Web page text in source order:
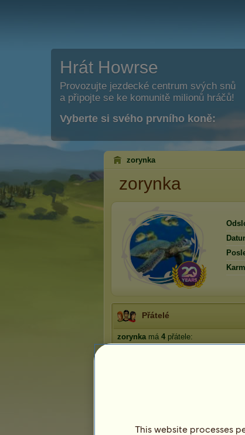
Hrát Howrse
Provozujte jezdecké centrum svých snů
a připojte se ke komunitě milionů hráčů!
Vyberte si svého prvního koně:
zorynka
zorynka
Přátelé
zorynkamá 4 přátele:
This website processes